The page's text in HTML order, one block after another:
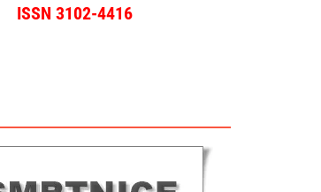
ISSN 3102-4416